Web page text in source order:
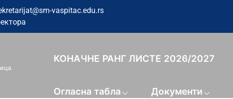
vaspitac.edu.rs
КОНАЧНЕ РАНГ ЛИСТЕ 2026/2027
Огласна табла Документи